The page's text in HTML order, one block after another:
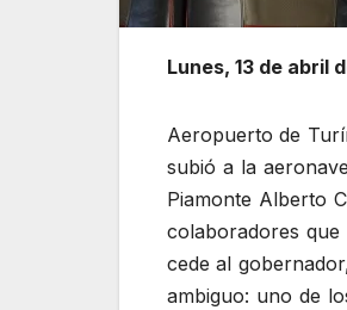
Lunes, 13 de abril
Aeropuerto de
subió a la
Piamonte Alberto
colaboradores
cede al
ambiguo: uno de